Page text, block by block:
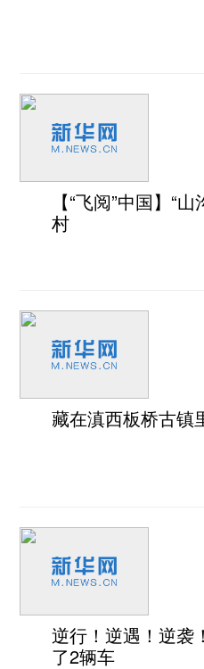
【“飞阅”中国】“
村
藏在滇西板桥古镇
逆行！逆遇！逆袭
了2辆车